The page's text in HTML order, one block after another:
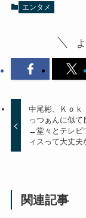
エンタメ
中尾彬、Ｋｏｋ
っつぁんに似て
→堂々とテレビ
ィスって大丈夫
関連記事